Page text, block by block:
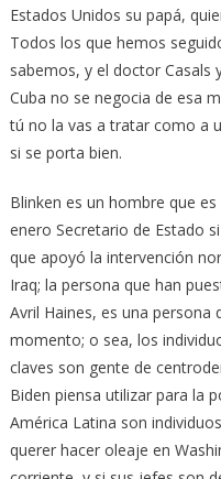
Estados Unidos su papá,
Todos los que hemos
sabemos, y el doctor Casals
Cuba no se negocia de esa
tú no la vas a tratar como a
si se porta bien.
Blinken es un hombre que
enero Secretario de Estado
que apoyó la intervención
Iraq; la persona que han
Avril Haines, es una
momento; o sea, los
claves son gente de
Biden piensa utilizar para la
América Latina son
querer hacer oleaje en